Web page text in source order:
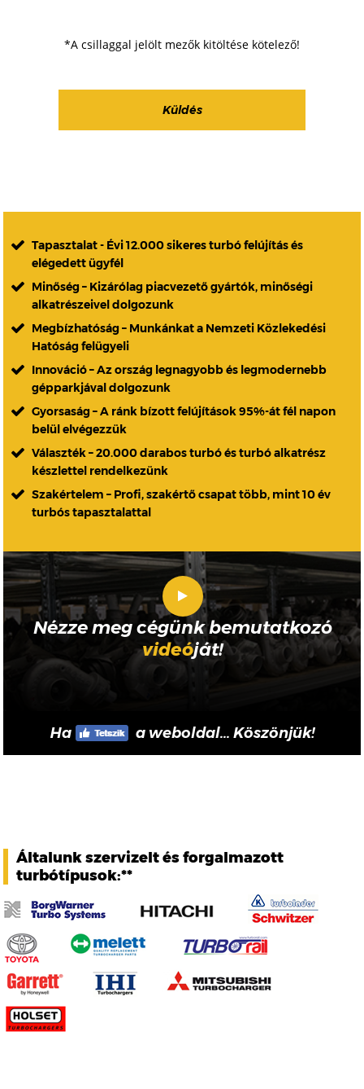
*A csillaggal jelölt mezők kitöltése kötelező!
Tapasztalat - Évi 12.000 sikeres turbó felújítás és
elégedett ügyfél
Minőség – Kizárólag piacvezető gyártók, minőségi
alkatrészeivel dolgozunk
Megbízhatóság – Munkánkat a Nemzeti Közlekedési
Hatóság felügyeli
Innováció – Az ország legnagyobb és legmodernebb
gépparkjával dolgozunk
Gyorsaság – A ránk bízott felújítások 95%-át fél napon
belül elvégezzük
Választék – 20.000 darabos turbó és turbó alkatrész
készlettel rendelkezünk
Szakértelem – Profi, szakértő csapat több, mint 10 év
turbós tapasztalattal
Nézze meg cégünk bemutatkozó
videóját!
Ha a weboldal... Köszönjük!
Általunk szervizelt és forgalmazott
turbótípusok:**